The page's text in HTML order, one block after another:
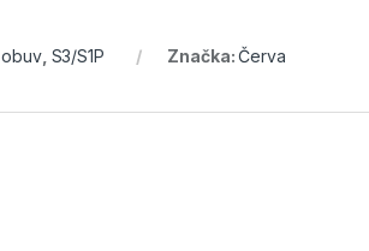
, S3/S1P Značka:Červa